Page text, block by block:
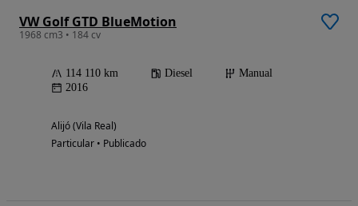
VW Golf GTD BlueMotion
1968 cm3 • 184 cv
114 110 km Diesel
Manual
2016
Alijó (Vila Real)
Particular • Publicado